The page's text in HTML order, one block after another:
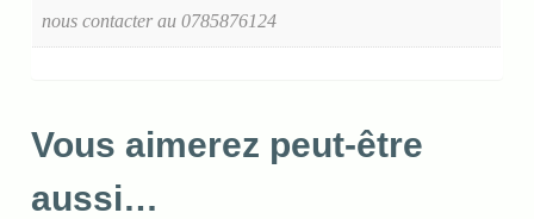
nous contacter au 0785876124
Vous aimerez peut-être
aussi…